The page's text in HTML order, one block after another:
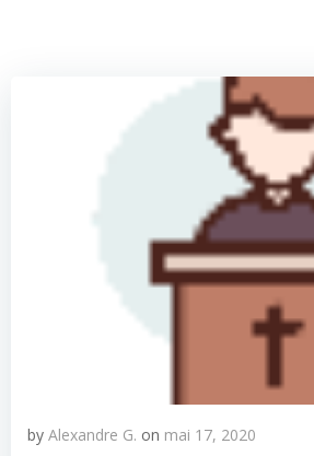
by Alexandre G. on mai 17, 2020